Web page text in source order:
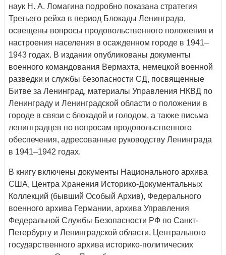
наук Н. А. Ломагина подробно показана стратегия
Третьего рейха в период Блокады Ленинграда,
освещены вопросы продовольственного положения и
настроения населения в осажденном городе в 1941–
1943 годах. В издании опубликованы документы
военного командования Вермахта, немецкой военной
разведки и службы безопасности СД, посвященные
Битве за Ленинград, материалы Управления НКВД по
Ленинграду и Ленинградской области о положении в
городе в связи с блокадой и голодом, а также письма
ленинградцев по вопросам продовольственного
обеспечения, адресованные руководству Ленинграда
в 1941–1942 годах.
В книгу включены документы Национального архива
США, Центра Хранения Историко-Документальных
Коллекций (бывший Особый Архив), Федерального
военного архива Германии, архива Управления
Федеральной Службы Безопасности РФ по Санкт-
Петербургу и Ленинградской области, Центрального
государственного архива историко-политических